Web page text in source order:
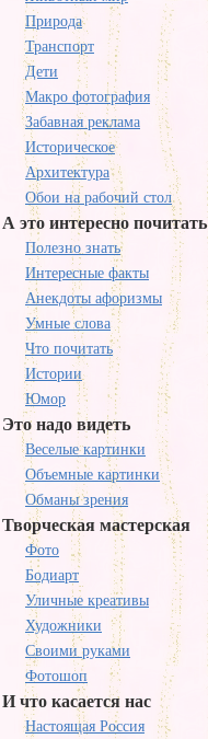
Природа
Транспорт
Дети
Макро фотография
Забавная реклама
Историческое
Архитектура
Обои на рабочий стол
А это интересно почитать
Полезно знать
Интересные факты
Анекдоты афоризмы
Умные слова
Что почитать
Истории
Юмор
Это надо видеть
Веселые картинки
Объемные картинки
Обманы зрения
Творческая мастерская
Фото
Бодиарт
Уличные креативы
Художники
Своими руками
Фотошоп
И что касается нас
Настоящая Россия